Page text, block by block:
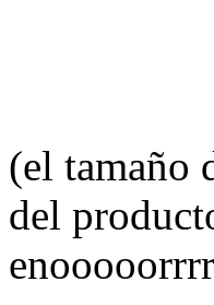
(el tamaño
del